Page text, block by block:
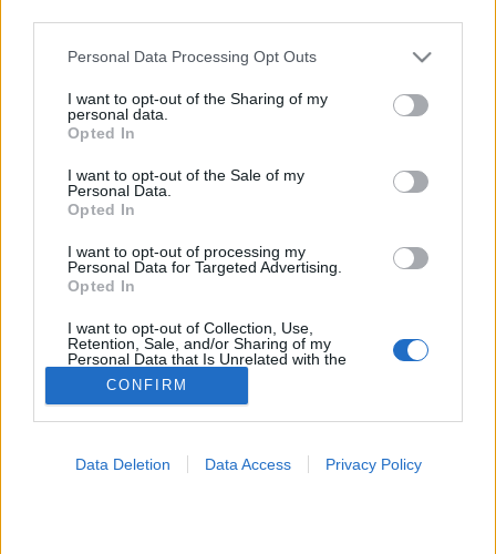
Please note that this website/app uses one or more Google
not limited to your visit or usage behaviour. You may click to
grant or deny consent to Google and its third-party tags to
use your data for below specified purposes in below Google
consent section.
Personal Data Processing Opt Outs
I want to opt-out of the Sharing of my
personal data.
Opted In
I want to opt-out of the Sale of my
Personal Data.
Opted In
I want to opt-out of processing my
Personal Data for Targeted Advertising.
Opted In
I want to opt-out of Collection, Use,
Retention, Sale, and/or Sharing of my
Personal Data that Is Unrelated with the
Purposes for which it was collected.
Opted Out
CONFIRM
Data Deletion Data Access Privacy Policy
Láz